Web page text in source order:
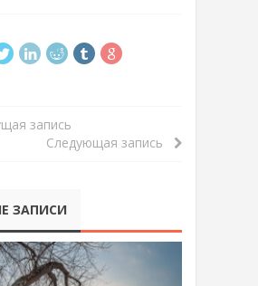
запись
Следующая запись
ЗАПИСИ